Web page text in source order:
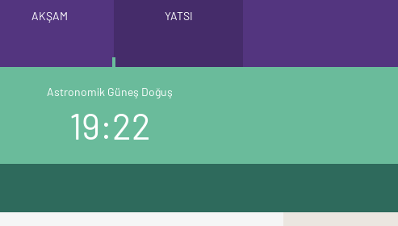
AKŞAM YATSI
Astronomik Güneş Doğuş
19:22